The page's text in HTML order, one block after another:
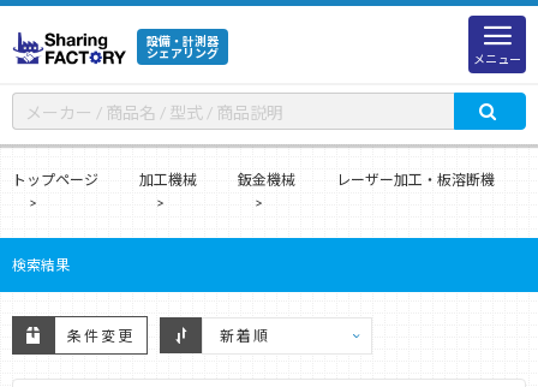
設備・計測器
シェアリング
メニュー
トップページ 加工機械 鈑金機械 レーザー加工・板溶断機
検索結果
条件変更